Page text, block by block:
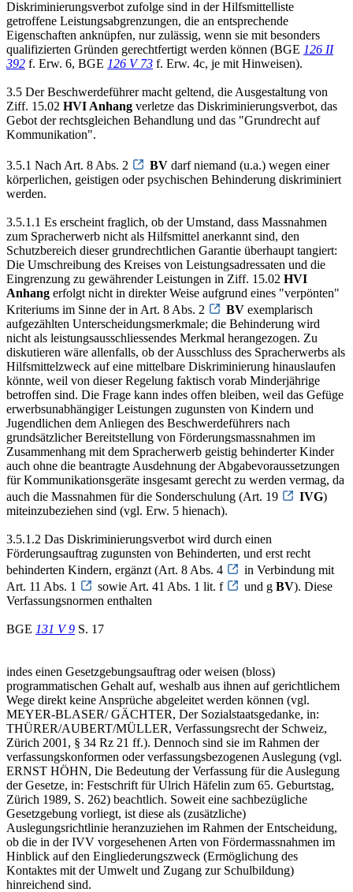
Diskriminierungsverbot zufolge sind in der Hilfsmittelliste
getroffene Leistungsabgrenzungen, die an entsprechende
Eigenschaften anknüpfen, nur zulässig, wenn sie mit besonders
qualifizierten Gründen gerechtfertigt werden können (BGE 126 II
392 f. Erw. 6, BGE 126 V 73 f. Erw. 4c, je mit Hinweisen).
3.5 Der Beschwerdeführer macht geltend, die Ausgestaltung von
Ziff. 15.02 HVI Anhang verletze das Diskriminierungsverbot, das
Gebot der rechtsgleichen Behandlung und das "Grundrecht auf
Kommunikation".
3.5.1 Nach Art. 8 Abs. 2 BV darf niemand (u.a.) wegen einer
körperlichen, geistigen oder psychischen Behinderung diskriminiert
werden.
3.5.1.1 Es erscheint fraglich, ob der Umstand, dass Massnahmen
zum Spracherwerb nicht als Hilfsmittel anerkannt sind, den
Schutzbereich dieser grundrechtlichen Garantie überhaupt tangiert:
Die Umschreibung des Kreises von Leistungsadressaten und die
Eingrenzung zu gewährender Leistungen in Ziff. 15.02 HVI
Anhang erfolgt nicht in direkter Weise aufgrund eines "verpönten"
Kriteriums im Sinne der in Art. 8 Abs. 2
BV exemplarisch
aufgezählten Unterscheidungsmerkmale; die Behinderung wird
nicht als leistungsausschliessendes Merkmal herangezogen. Zu
diskutieren wäre allenfalls, ob der Ausschluss des Spracherwerbs als
Hilfsmittelzweck auf eine mittelbare Diskriminierung hinauslaufen
könnte, weil von dieser Regelung faktisch vorab Minderjährige
betroffen sind. Die Frage kann indes offen bleiben, weil das Gefüge
erwerbsunabhängiger Leistungen zugunsten von Kindern und
Jugendlichen dem Anliegen des Beschwerdeführers nach
grundsätzlicher Bereitstellung von Förderungsmassnahmen im
Zusammenhang mit dem Spracherwerb geistig behinderter Kinder
auch ohne die beantragte Ausdehnung der Abgabevoraussetzungen
für Kommunikationsgeräte insgesamt gerecht zu werden vermag, da
auch die Massnahmen für die Sonderschulung (Art. 19
IVG)
miteinzubeziehen sind (vgl. Erw. 5 hienach).
3.5.1.2 Das Diskriminierungsverbot wird durch einen
Förderungsauftrag zugunsten von Behinderten, und erst recht
behinderten Kindern, ergänzt (Art. 8 Abs. 4
in Verbindung mit
Art. 11 Abs. 1
sowie Art. 41 Abs. 1 lit. f und g BV). Diese
Verfassungsnormen enthalten
BGE 131 V 9 S. 17
indes einen Gesetzgebungsauftrag oder weisen (bloss)
programmatischen Gehalt auf, weshalb aus ihnen auf gerichtlichem
Wege direkt keine Ansprüche abgeleitet werden können (vgl.
MEYER-BLASER/ GÄCHTER, Der Sozialstaatsgedanke, in:
THÜRER/AUBERT/MÜLLER, Verfassungsrecht der Schweiz,
Zürich 2001, § 34 Rz 21 ff.). Dennoch sind sie im Rahmen der
verfassungskonformen oder verfassungsbezogenen Auslegung (vgl.
ERNST HÖHN, Die Bedeutung der Verfassung für die Auslegung
der Gesetze, in: Festschrift für Ulrich Häfelin zum 65. Geburtstag,
Zürich 1989, S. 262) beachtlich. Soweit eine sachbezügliche
Gesetzgebung vorliegt, ist diese als (zusätzliche)
Auslegungsrichtlinie heranzuziehen im Rahmen der Entscheidung,
ob die in der IVV vorgesehenen Arten von Fördermassnahmen im
Hinblick auf den Eingliederungszweck (Ermöglichung des
Kontaktes mit der Umwelt und Zugang zur Schulbildung)
hinreichend sind.